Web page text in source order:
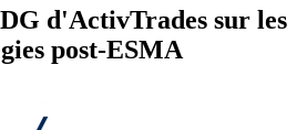
d'ActivTrades sur les
post-ESMA